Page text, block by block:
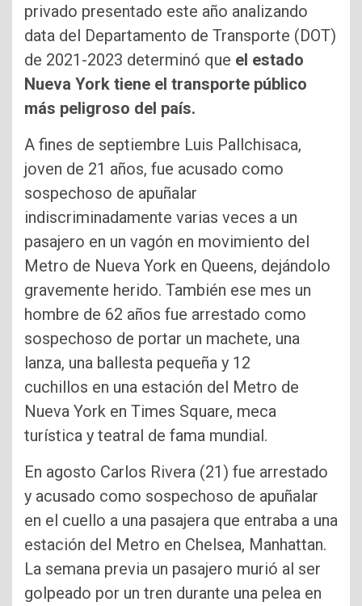
privado presentado este año analizando
data del Departamento de Transporte (DOT)
de 2021-2023 determinó que el estado
Nueva York tiene el transporte público
más peligroso del país.
A fines de septiembre Luis Pallchisaca,
joven de 21 años, fue acusado como
sospechoso de apuñalar
indiscriminadamente varias veces a un
pasajero en un vagón en movimiento del
Metro de Nueva York en Queens, dejándolo
gravemente herido. También ese mes un
hombre de 62 años fue arrestado como
sospechoso de portar un machete, una
lanza, una ballesta pequeña y 12
cuchillos en una estación del Metro de
Nueva York en Times Square, meca
turística y teatral de fama mundial.
En agosto Carlos Rivera (21) fue arrestado
y acusado como sospechoso de apuñalar
en el cuello a una pasajera que entraba a una
estación del Metro en Chelsea, Manhattan.
La semana previa un pasajero murió al ser
golpeado por un tren durante una pelea en